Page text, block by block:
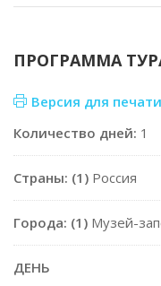
ПРОГРАММА
Версия для печати
Количество дней: 1
Страны: (1) Россия
Города: (1) Музей-
ДЕНЬ